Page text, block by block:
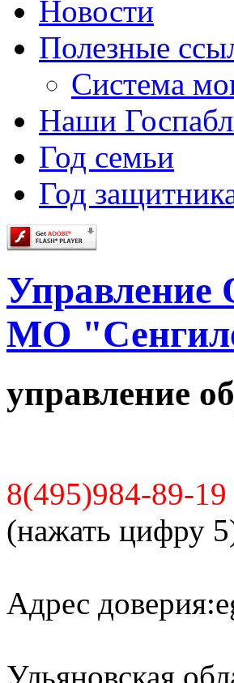
Новости
Полезные
Система
Наши
Год семьи
Год
Управление
МО
управление
8(495)984-89-19
(нажать цифру
Адрес доверия:
Ульяновская